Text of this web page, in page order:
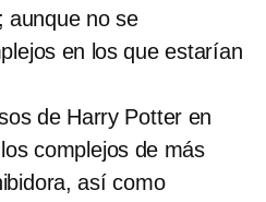
aunque no se
en los que estarían
de Harry Potter en
complejos de más
así como